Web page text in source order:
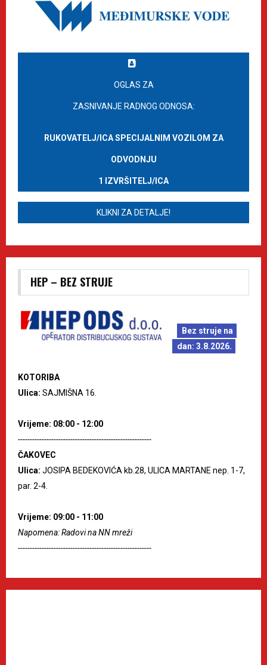
OGLAS ZA
ZASNIVANJE RADNOG ODNOSA:
RUKOVATELJ/ICA SPECIJALNIM VOZILOM ZA
ODVODNJU
1 IZVRŠITELJ/ICA
KLIKNI ZA DETALJE!
HEP – BEZ STRUJE
Bez struje na
dan: 3.8.2026.
KOTORIBA
Ulica: SAJMIŠNA 16.
Vrijeme: 08:00 - 12:00
--------------------------------------------------------
ČAKOVEC
Ulica: JOSIPA BEDEKOVIĆA kb.28, ULICA MARTANE nep. 1-7,
par. 2-4.
Vrijeme: 09:00 - 11:00
Napomena: Radovi na NN mreži
--------------------------------------------------------